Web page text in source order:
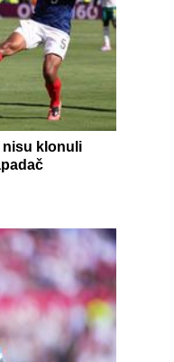
nisu klonuli